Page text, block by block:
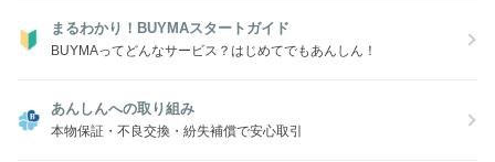
まるわかり！BUYMAスタートガイド
BUYMAってどんなサービス？はじめてでもあんしん！
あんしんへの取り組み
本物保証・不良交換・紛失補償で安心取引